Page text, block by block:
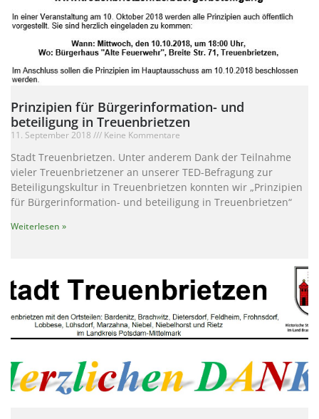
Prinzipien für Bürgerinformation- und
beteiligung in Treuenbrietzen
11. September 2018 Keine Kommentare
Stadt Treuenbrietzen. Unter anderem Dank der Teilnahme
vieler Treuenbrietzener an unserer TED-Befragung zur
Beteiligungskultur in Treuenbrietzen konnten wir „Prinzipien
für Bürgerinformation- und beteiligung in Treuenbrietzen“
Weiterlesen »